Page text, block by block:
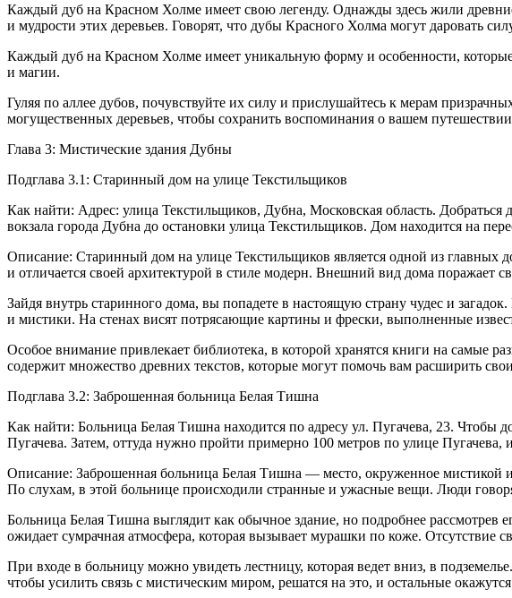
Каждый дуб на Красном Холме имеет свою легенду. Однажды здесь жили
и мудрости этих деревьев. Говорят, что дубы Красного Холма могут даровать
Каждый дуб на Красном Холме имеет уникальную форму и особенности,
и магии.
Гуляя по аллее дубов, почувствуйте их силу и прислушайтесь к мерам
могущественных деревьев, чтобы сохранить воспоминания о вашем
Глава 3: Мистические здания Дубны
Подглава 3.1: Старинный дом на улице Текстильщиков
Как найти: Адрес: улица Текстильщиков, Дубна, Московская область.
вокзала города Дубна до остановки улица Текстильщиков. Дом находится на
Описание: Старинный дом на улице Текстильщиков является одной из главных
и отличается своей архитектурой в стиле модерн. Внешний вид дома поражает
Зайдя внутрь старинного дома, вы попадете в настоящую страну чудес и
и мистики. На стенах висят потрясающие картины и фрески, выполненные
Особое внимание привлекает библиотека, в которой хранятся книги на самые
содержит множество древних текстов, которые могут помочь вам расширить
Подглава 3.2: Заброшенная больница Белая Тишна
Как найти: Больница Белая Тишна находится по адресу ул. Пугачева, 23. Чтобы
Пугачева. Затем, оттуда нужно пройти примерно 100 метров по улице
Описание: Заброшенная больница Белая Тишна — место, окруженное мистикой
По слухам, в этой больнице происходили странные и ужасные вещи. Люди
Больница Белая Тишна выглядит как обычное здание, но подробнее
ожидает сумрачная атмосфера, которая вызывает мурашки по коже. Отсутствие
При входе в больницу можно увидеть лестницу, которая ведет вниз, в
чтобы усилить связь с мистическим миром, решатся на это, и остальные